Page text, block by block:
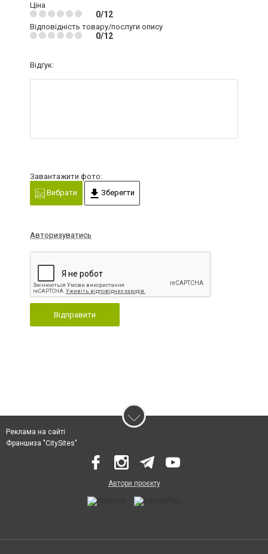
Ціна
0/12
Відповідність товару/послуги опису
0/12
Відгук:
Завантажити фото:
Вибрати
Зберегти
Авторизуватись
Відправити
Реклама на сайті
Франшиза "CitySites"
Автори проєкту